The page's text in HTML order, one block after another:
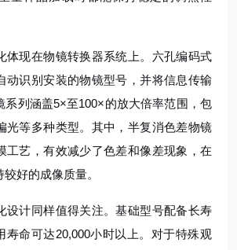
体现在物镜转换器系统上。六孔编码式
动识别安装的物镜型号，并将信息传输
系列涵盖5×至100×的放大倍率范围，包
光等多种类型。其中，半复消色差物镜
工艺，有效减少了色差和像差现象，在
好的成像质量。
设计同样值得关注。基础型号配备长寿
寿命可达20,000小时以上。对于特殊观